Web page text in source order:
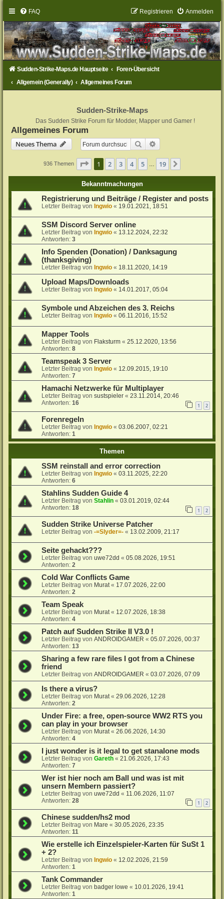
FAQ Anmelden
Registrieren
Sudden-Strike-Maps.de Hauptseite
Foren-Übersicht
Allgemein (Generally)
Allgemeines Forum
Sudden-Strike-Maps
Das Sudden Strike Forum für Modder, Mapper und Gamer !
Allgemeines Forum
Neues Thema
Suche
936 Themen Seite 1von 19
1 2 3 4 5 19
Bekanntmachungen
Registrierung und Beiträge / Register and posts
Letzter Beitrag von Ingwio « 19.01.2021, 18:51
SSM Discord Server online
Letzter Beitrag von Ingwio « 13.12.2024, 22:32
Antworten:3
Info Spenden (Donation) / Danksagung
(thanksgiving)
Letzter Beitrag von Ingwio « 18.11.2020, 14:19
Upload Maps/Downloads
Letzter Beitrag von Ingwio « 14.01.2017, 05:04
Symbole und Abzeichen des 3. Reichs
Letzter Beitrag von Ingwio «06.11.2016, 15:52
Mapper Tools
Letzter Beitrag von Flaksturm «25.12.2020, 13:56
Antworten:8
Teamspeak 3 Server
Letzter Beitrag von Ingwio « 12.09.2015, 19:10
Antworten:7
Hamachi Netzwerke für Multiplayer
Letzter Beitrag vonsustspieler «23.11.2014, 20:46
Antworten:16 1 2
Forenregeln
Letzter Beitrag von Ingwio «03.06.2007, 02:21
Antworten:1
Themen
SSM reinstall and error correction
Letzter Beitrag von Ingwio «03.11.2025, 22:20
Antworten:6
Stahlins Sudden Guide 4
Letzter Beitrag vonStahlin «03.01.2019, 02:44
Antworten:18 1 2
Sudden Strike Universe Patcher
Letzter Beitrag von-=Slyder=- « 13.02.2009, 21:17
Seite gehackt???
Letzter Beitrag vonuwe72dd «05.08.2026, 19:51
Antworten:2
Cold War Conflicts Game
Letzter Beitrag von Murat « 17.07.2026, 22:00
Antworten:2
Team Speak
Letzter Beitrag von Murat « 12.07.2026, 18:38
Antworten:4
Patch auf Sudden Strike II V3.0 !
Letzter Beitrag vonANDROIDGAMER «05.07.2026, 00:37
Antworten:13
Sharing a few rare files I got from a Chinese
friend
Letzter Beitrag vonANDROIDGAMER «03.07.2026, 07:09
Is there a virus?
Letzter Beitrag von Murat «29.06.2026, 12:28
Antworten:2
Under Fire: a free, open-source WW2 RTS you
can play in your browser
Letzter Beitrag von Murat «26.06.2026, 14:30
Antworten:4
I just wonder is it legal to get stanalone mods
Letzter Beitrag vonGareth «21.06.2026, 17:43
Antworten:7
Wer ist hier noch am Ball und was ist mit
unsern Membern passiert?
Letzter Beitrag vonuwe72dd « 11.06.2026, 11:07
Antworten:28 1 2
Chinese sudden/hs2 mod
Letzter Beitrag von Mare «30.05.2026, 23:35
Antworten:11
Wie erstelle ich Einzelspieler-Karten für SuSt 1
+ 2?
Letzter Beitrag vonIngwio « 12.02.2026, 21:59
Antworten:1
Tank Commander
Letzter Beitrag vonbadger lowe « 10.01.2026, 19:41
Antworten:1